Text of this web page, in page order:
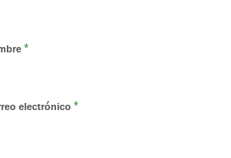
*
electrónico *